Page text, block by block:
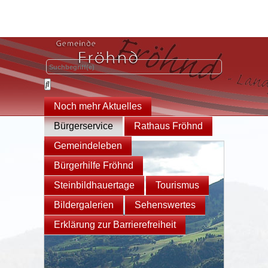
Noch mehr Aktuelles
Bürgerservice
Rathaus Fröhnd
Gemeindeleben
Bürgerhilfe Fröhnd
Steinbildhauertage
Tourismus
Bildergalerien
Sehenswertes
Erklärung zur Barrierefreiheit